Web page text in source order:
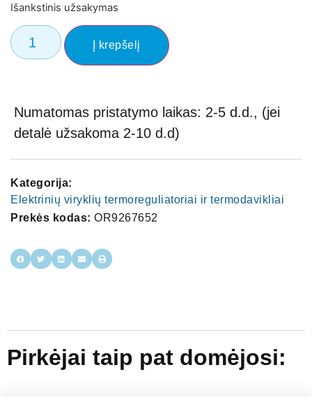
Išankstinis užsakymas
Į krepšelį
Numatomas pristatymo laikas: 2-5 d.d., (jei
detalė užsakoma 2-10 d.d)
Kategorija:
Elektrinių viryklių termoreguliatoriai ir termodavikliai
Prekės kodas: OR9267652
Pirkėjai taip pat domėjosi: